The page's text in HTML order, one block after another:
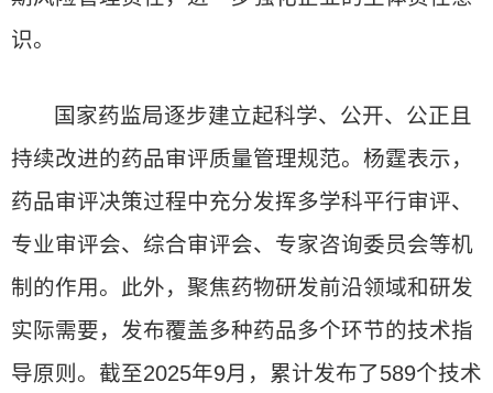
识。
国家药监局逐步建立起科学、公开、公正且
持续改进的药品审评质量管理规范。杨霆表示，
药品审评决策过程中充分发挥多学科平行审评、
专业审评会、综合审评会、专家咨询委员会等机
制的作用。此外，聚焦药物研发前沿领域和研发
实际需要，发布覆盖多种药品多个环节的技术指
导原则。截至2025年9月，累计发布了589个技术